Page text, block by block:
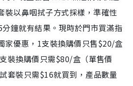
裝以鼻咽拭子方式採樣，準確性
鐘就有結果。現時於門市買滿指
家優惠，1支裝換購價只售$20/盒
裝換購價只需$80/盒（單售價
套裝只需$16就買到，產品數量